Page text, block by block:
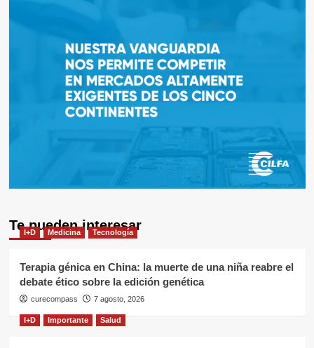
Te pueden interesar
I+D Medicina Tecnología
Terapia génica en China: la muerte de una niña reabre el
debate ético sobre la edición genética
curecompass 7 agosto, 2026
I+D Importante Salud